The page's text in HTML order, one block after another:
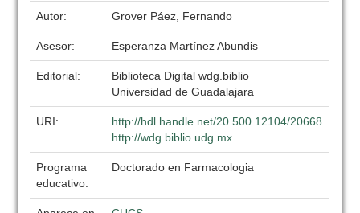
Autor: Grover Páez, Fernando
Asesor: Esperanza Martínez Abundis
Editorial:
Biblioteca Digital wdg.biblio
Universidad de Guadalajara
URI:
http://hdl.handle.net/20.500.12104/20668
http://wdg.biblio.udg.mx
Programa
educativo:
Doctorado en Farmacologia